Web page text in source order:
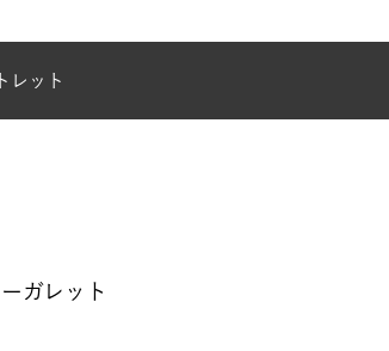
レット
ガレット